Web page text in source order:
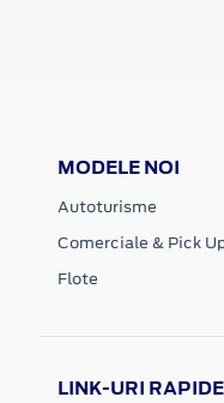
MODELE NOI
Autoturisme
Comerciale & Pick
Flote
LINK-URI RAPIDE